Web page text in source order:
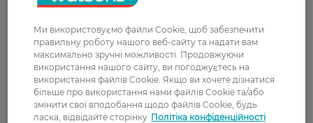
великою пористою структурою;
GO GREEN 3 шт - біорозкладні губки з
натуральної целюлози, які відмінно
справляються з різними забрудненнями без
шкоди для здоров'я домочадців;
Ми використовуємо файли Cookie, щоб забезпечити
правильну роботу нашого веб-сайту та надати вам
максимально зручні можливості. Продовжуючи
використання нашого сайту, ви погоджуєтесь на
використання файлів Cookie. Якщо ви хочете дізнатися
більше про використання нами файлів Cookie та/або
змінити свої вподобання щодо файлів Cookie, будь
ласка, відвідайте сторінку Політіка конфіденційності